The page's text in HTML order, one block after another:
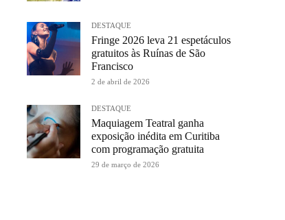
DESTAQUE
Fringe 2026 leva 21 espetáculos
gratuitos às Ruínas de São
Francisco
2 de abril de 2026
DESTAQUE
Maquiagem Teatral ganha
exposição inédita em Curitiba
com programação gratuita
29 de março de 2026